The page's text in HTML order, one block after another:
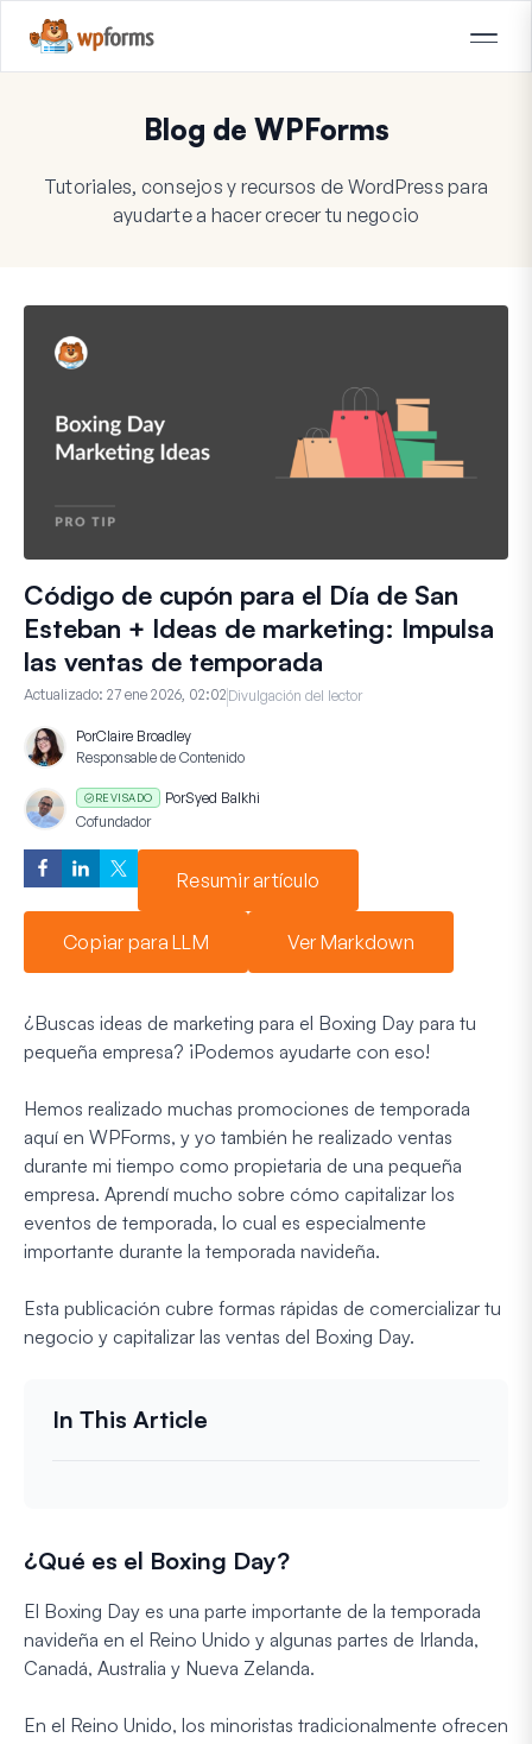
Blog de WPForms
Tutoriales, consejos y recursos de WordPress para
ayudarte a hacer crecer tu negocio
Código de cupón para el Día de San
Esteban + Ideas de marketing: Impulsa
las ventas de temporada
Actualizado: 27 ene 2026, 02:02 Divulgación del lector
PorClaire Broadley
Responsable de Contenido
REVISADO PorSyed Balkhi
Cofundador
Resumir artículo
Copiar para LLM Ver Markdown
¿Buscas ideas de marketing para el Boxing Day para tu
pequeña empresa? ¡Podemos ayudarte con eso!
Hemos realizado muchas promociones de temporada
aquí en WPForms, y yo también he realizado ventas
durante mi tiempo como propietaria de una pequeña
empresa. Aprendí mucho sobre cómo capitalizar los
eventos de temporada, lo cual es especialmente
importante durante la temporada navideña.
Esta publicación cubre formas rápidas de comercializar tu
negocio y capitalizar las ventas del Boxing Day.
¿Qué es el Boxing Day?
El Boxing Day es una parte importante de la temporada
navideña en el Reino Unido y algunas partes de Irlanda,
Canadá, Australia y Nueva Zelanda.
En el Reino Unido, los minoristas tradicionalmente ofrecen